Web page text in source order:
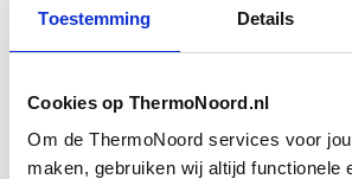
Toestemming Details
Cookies op ThermoNoord.nl
Om de ThermoNoord services voor
maken, gebruiken wij altijd functionele
Geschikt voor montage
met zijwand
Ja
Geschikt voor montage
op douchebak
Toon meer